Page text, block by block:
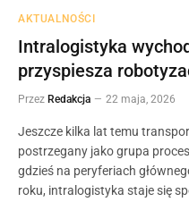
AKTUALNOŚCI
Intralogistyka
przyspiesza
Przez Redakcja 22 maja, 2026
Jeszcze kilka lat temu
postrzegany jako grupa
gdzieś na peryferiach
roku, intralogistyka staje się